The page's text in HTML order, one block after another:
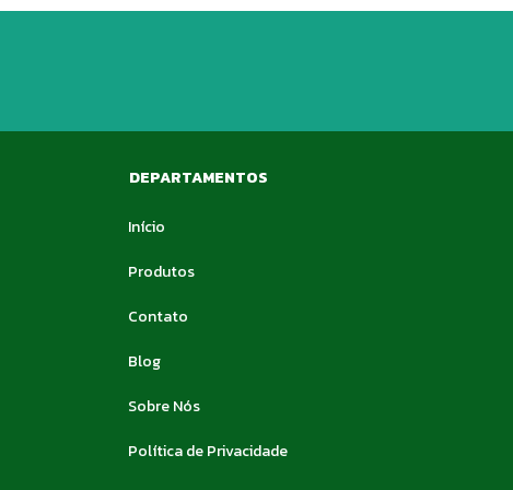
DEPARTAMENTOS
Início
Produtos
Contato
Blog
Sobre Nós
Política de Privacidade